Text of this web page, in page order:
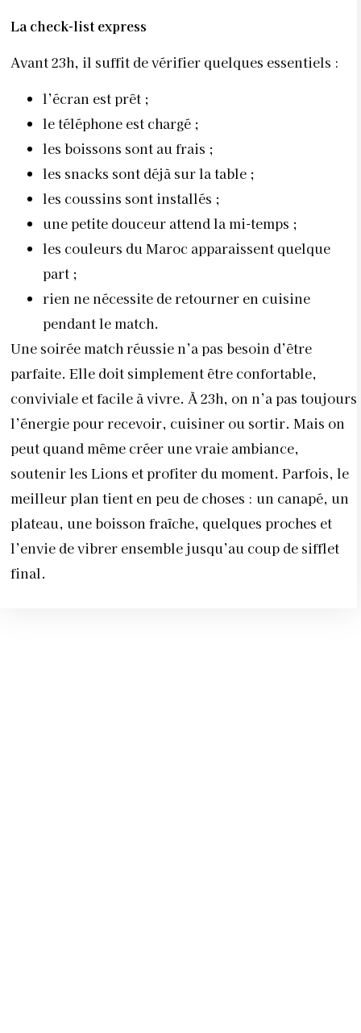
La check-list express
Avant 23h, il suffit de vérifier quelques essentiels :
l’écran est prêt ;
le téléphone est chargé ;
les boissons sont au frais ;
les snacks sont déjà sur la table ;
les coussins sont installés ;
une petite douceur attend la mi-temps ;
les couleurs du Maroc apparaissent quelque
part ;
rien ne nécessite de retourner en cuisine
pendant le match.
Une soirée match réussie n’a pas besoin d’être
parfaite. Elle doit simplement être confortable,
conviviale et facile à vivre. À 23h, on n’a pas toujours
l’énergie pour recevoir, cuisiner ou sortir. Mais on
peut quand même créer une vraie ambiance,
soutenir les Lions et profiter du moment. Parfois, le
meilleur plan tient en peu de choses : un canapé, un
plateau, une boisson fraîche, quelques proches et
l’envie de vibrer ensemble jusqu’au coup de sifflet
final.